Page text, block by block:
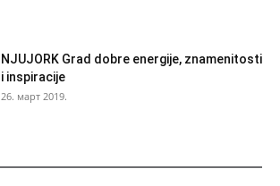
NJUJORK Grad dobre energije, znamenitosti
i inspiracije
26. март 2019.